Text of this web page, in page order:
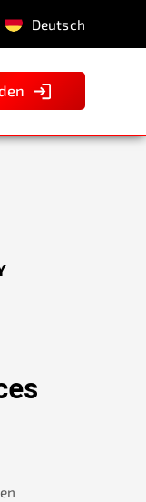
Deutsch